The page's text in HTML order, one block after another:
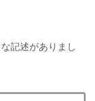
記述がありまし